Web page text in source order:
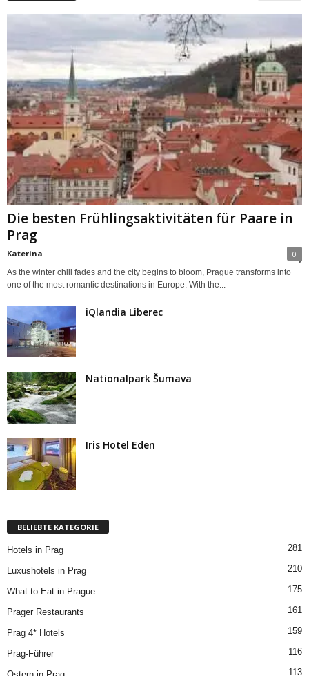
Die besten Frühlingsaktivitäten für Paare in
Prag
Katerina 0
As the winter chill fades and the city begins to bloom, Prague transforms into
one of the most romantic destinations in Europe. With the...
iQlandia Liberec
Nationalpark Šumava
Iris Hotel Eden
BELIEBTE KATEGORIE
Hotels in Prag 281
Luxushotels in Prag 210
What to Eat in Prague 175
Prager Restaurants 161
Prag 4* Hotels 159
Prag-Führer 116
113